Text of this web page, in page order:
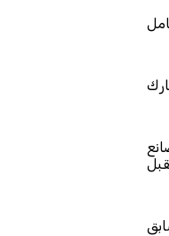
والتكامل
والجمارك
"لمصانع
المستقبل"
السابق